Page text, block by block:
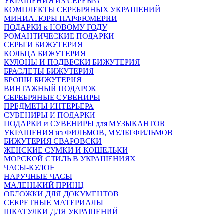
КОМПЛЕКТЫ СЕРЕБРЯНЫХ УКРАШЕНИЙ
МИНИАТЮРЫ ПАРФЮМЕРИИ
ПОДАРКИ к НОВОМУ ГОДУ
РОМАНТИЧЕСКИЕ ПОДАРКИ
СЕРЬГИ БИЖУТЕРИЯ
КОЛЬЦА БИЖУТЕРИЯ
КУЛОНЫ И ПОДВЕСКИ БИЖУТЕРИЯ
БРАСЛЕТЫ БИЖУТЕРИЯ
БРОШИ БИЖУТЕРИЯ
ВИНТАЖНЫЙ ПОДАРОК
СЕРЕБРЯНЫЕ СУВЕНИРЫ
ПРЕДМЕТЫ ИНТЕРЬЕРА
СУВЕНИРЫ И ПОДАРКИ
ПОДАРКИ и СУВЕНИРЫ для МУЗЫКАНТОВ
УКРАШЕНИЯ из ФИЛЬМОВ, МУЛЬТФИЛЬМОВ
БИЖУТЕРИЯ СВАРОВСКИ
ЖЕНСКИЕ СУМКИ И КОШЕЛЬКИ
МОРСКОЙ СТИЛЬ В УКРАШЕНИЯХ
ЧАСЫ-КУЛОН
НАРУЧНЫЕ ЧАСЫ
МАЛЕНЬКИЙ ПРИНЦ
ОБЛОЖКИ ДЛЯ ДОКУМЕНТОВ
СЕКРЕТНЫЕ МАТЕРИАЛЫ
ШКАТУЛКИ ДЛЯ УКРАШЕНИЙ